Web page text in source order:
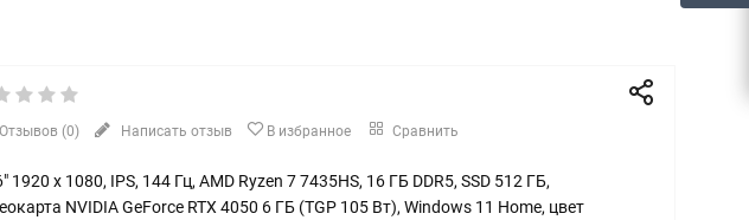
Отзывов (0) Написать отзыв В избранное Сравнить
1920 x 1080, IPS, 144 Гц, AMD Ryzen 7 7435HS, 16 ГБ DDR5, SSD 512 ГБ,
NVIDIA GeForce RTX 4050 6 ГБ (TGP 105 Вт), Windows 11 Home, цвет